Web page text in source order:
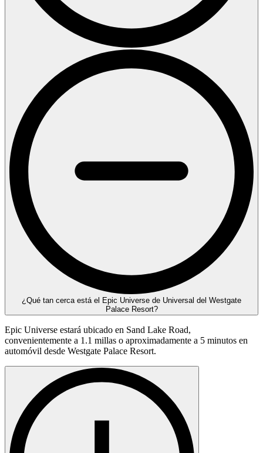
¿Qué tan cerca está el Epic Universe de Universal del Westgate
Palace Resort?
Epic Universe estará ubicado en Sand Lake Road,
convenientemente a 1.1 millas o aproximadamente a 5 minutos en
automóvil desde Westgate Palace Resort.